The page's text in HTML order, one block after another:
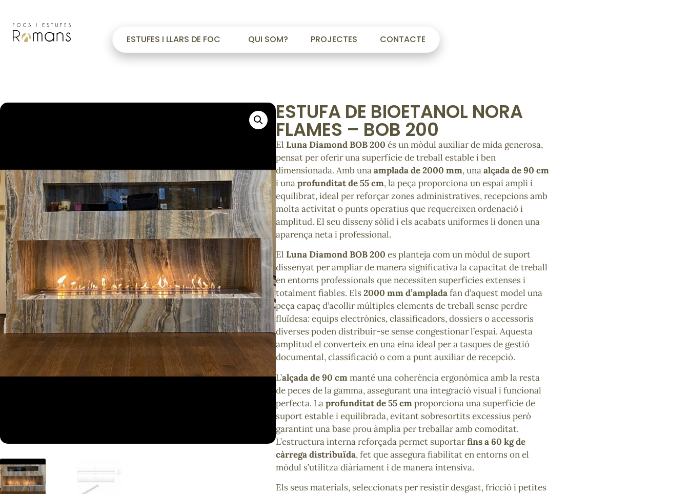
ESTUFES I LLARS DE FOC QUI SOM? PROJECTES CONTACTE
ESTUFA DE BIOETANOL NORA
FLAMES – BOB 200
El Luna Diamond BOB 200 és un mòdul auxiliar de mida generosa,
pensat per oferir una superfície de treball estable i ben
dimensionada. Amb unaamplada de 2000 mm, unaalçada de 90 cm
i unaprofunditat de 55 cm, la peça proporciona un espai ampli i
equilibrat, ideal per reforçar zones administratives, recepcions amb
molta activitat o punts operatius que requereixen ordenació i
amplitud. El seu disseny sòlid i els acabats uniformes li donen una
aparença neta i professional.
El Luna Diamond BOB 200 es planteja com un mòdul de suport
dissenyat per ampliar de manera significativa la capacitat de treball
en entorns professionals que necessiten superfícies extenses i
totalment fiables. Els2000 mm d’ampladafan d’aquest model una
peça capaç d’acollir múltiples elements de treball sense perdre
fluïdesa: equips electrònics, classificadors, dossiers o accessoris
diverses poden distribuir-se sense congestionar l’espai. Aquesta
amplitud el converteix en una eina ideal per a tasques de gestió
documental, classificació o com a punt auxiliar de recepció.
L’alçada de 90 cmmanté una coherència ergonòmica amb la resta
de peces de la gamma, assegurant una integració visual i funcional
perfecta. Laprofunditat de 55 cmproporciona una superfície de
suport estable i equilibrada, evitant sobresortits excessius però
garantint una base prou àmplia per treballar amb comoditat.
L’estructura interna reforçada permet suportarfins a 60 kg de
càrrega distribuïda, fet que assegura fiabilitat en entorns on el
mòdul s’utilitza diàriament i de manera intensiva.
Els seus materials, seleccionats per resistir desgast, fricció i petites